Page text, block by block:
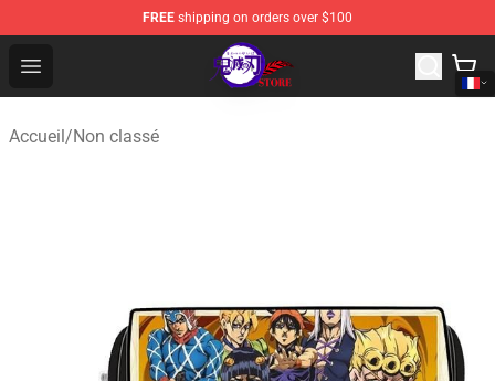
FREE shipping on orders over $100
Open menu
Kimetsu no Yaiba Store - Official Kimetsu no Yaiba
Accueil/Non classé